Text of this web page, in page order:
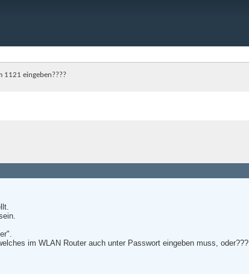
1121 eingeben????
im WLAN Router auch unter Passwort eingeben muss, oder???